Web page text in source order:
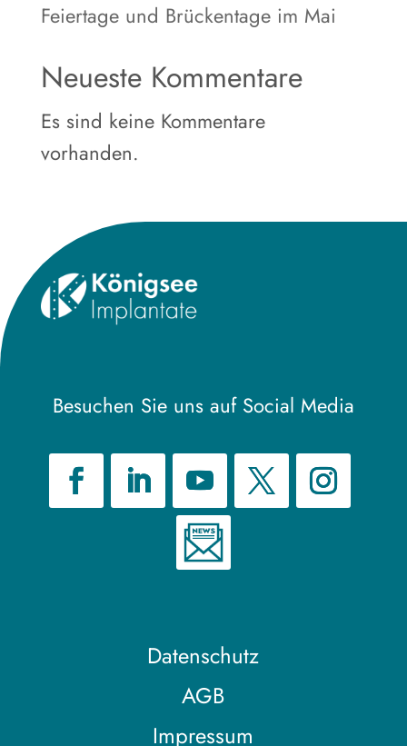
Feiertage und Brückentage im Mai
Neueste Kommentare
Es sind keine Kommentare
vorhanden.
Besuchen Sie uns auf Social Media
Datenschutz
AGB
Impressum